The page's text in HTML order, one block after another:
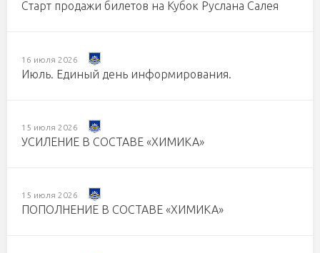
Старт продажи билетов на Кубок Руслана Салея
16 июля 2026
Июль. Единый день информирования.
15 июля 2026
УСИЛЕНИЕ В СОСТАВЕ «ХИМИКА»
15 июля 2026
ПОПОЛНЕНИЕ В СОСТАВЕ «ХИМИКА»